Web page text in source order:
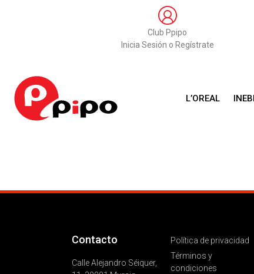
Club Ppipo
Inicia Sesión o Regístrate
L’OREAL
Contacto
Calle Alejandro Séiquer,
Política de privacidad
Términos y
condiciones